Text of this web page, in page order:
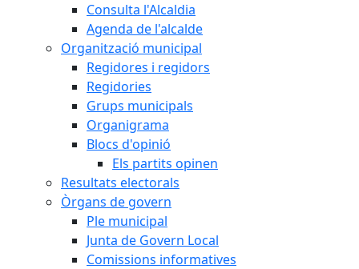
Consulta l'Alcaldia
Agenda de l'alcalde
Organització municipal
Regidores i regidors
Regidories
Grups municipals
Organigrama
Blocs d'opinió
Els partits opinen
Resultats electorals
Òrgans de govern
Ple municipal
Junta de Govern Local
Comissions informatives